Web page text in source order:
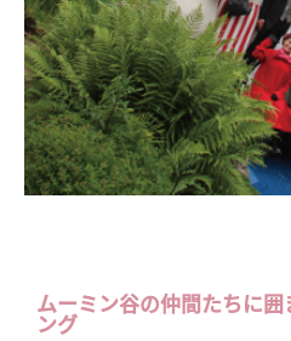
ムーミン谷の仲間たちに
ング